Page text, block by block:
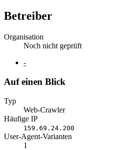
Betreiber
Organisation
Noch nicht geprüft
Website
-
Auf einen Blick
Typ
Web-Crawler
Häufige IP
159.69.24.200
User-Agent-Varianten
1